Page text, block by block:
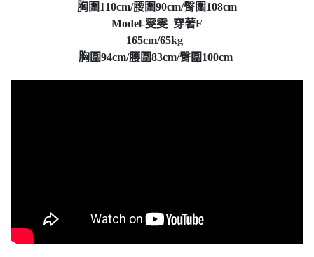
胸圍110cm/腰圍90cm/臀圍108cm
Model-雯雯 穿著F
165cm/65kg
胸圍94cm/腰圍83cm/臀圍100cm